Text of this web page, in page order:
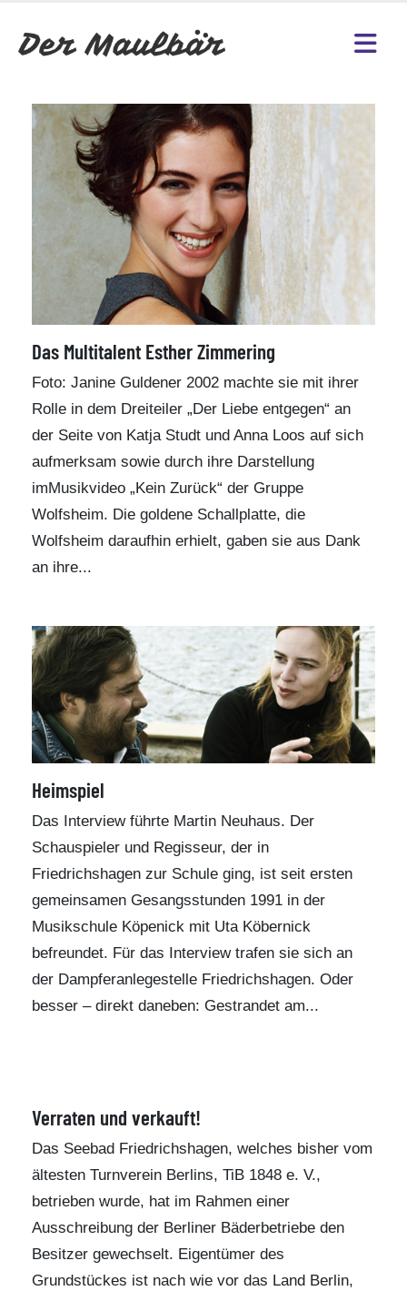
Das Multitalent Esther Zimmering
Foto: Janine Guldener 2002 machte sie mit ihrer
Rolle in dem Dreiteiler „Der Liebe entgegen“ an
der Seite von Katja Studt und Anna Loos auf sich
aufmerksam sowie durch ihre Darstellung
imMusikvideo „Kein Zurück“ der Gruppe
Wolfsheim. Die goldene Schallplatte, die
Wolfsheim daraufhin erhielt, gaben sie aus Dank
an ihre...
Heimspiel
Das Interview führte Martin Neuhaus. Der
Schauspieler und Regisseur, der in
Friedrichshagen zur Schule ging, ist seit ersten
gemeinsamen Gesangsstunden 1991 in der
Musikschule Köpenick mit Uta Köbernick
befreundet. Für das Interview trafen sie sich an
der Dampferanlegestelle Friedrichshagen. Oder
besser – direkt daneben: Gestrandet am...
Verraten und verkauft!
Das Seebad Friedrichshagen, welches bisher vom
ältesten Turnverein Berlins, TiB 1848 e. V.,
betrieben wurde, hat im Rahmen einer
Ausschreibung der Berliner Bäderbetriebe den
Besitzer gewechselt. Eigentümer des
Grundstückes ist nach wie vor das Land Berlin,